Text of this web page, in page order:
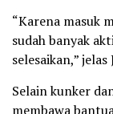
“Karena masuk
sudah banyak
selesaikan,” jelas
Selain kunker
membawa